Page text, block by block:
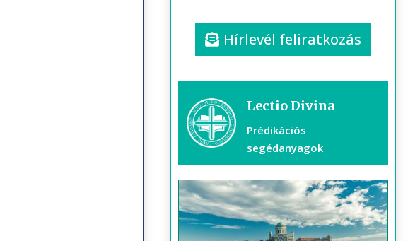
Hírlevél feliratkozás
Lectio Divina
Prédikációs
segédanyagok